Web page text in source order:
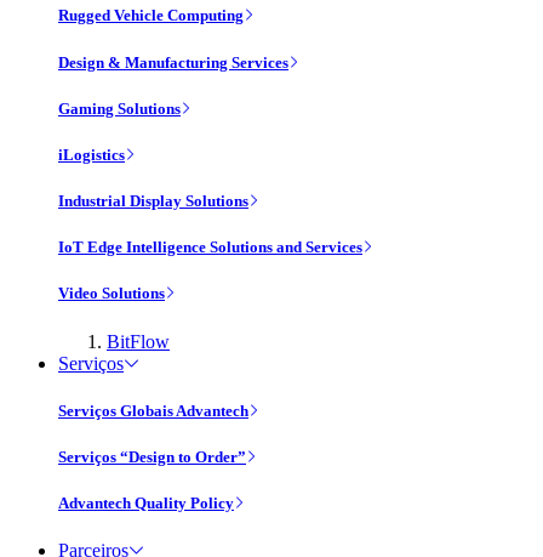
Rugged Vehicle Computing
Design & Manufacturing Services
Gaming Solutions
iLogistics
Industrial Display Solutions
IoT Edge Intelligence Solutions and Services
Video Solutions
BitFlow
Serviços
Serviços Globais Advantech
Serviços “Design to Order”
Advantech Quality Policy
Parceiros